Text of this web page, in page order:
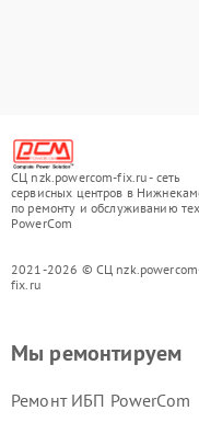
СЦ nzk.powercom-fix.ru - сеть
сервисных центров в
по ремонту и обслуживанию
PowerCom
2021-2026 © СЦ
fix.ru
Мы ремонтируем
Ремонт ИБП PowerCom